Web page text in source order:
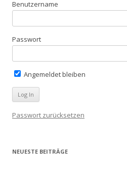
Benutzername
Passwort
Angemeldet bleiben
Passwort zurücksetzen
NEUESTE BEITRÄGE